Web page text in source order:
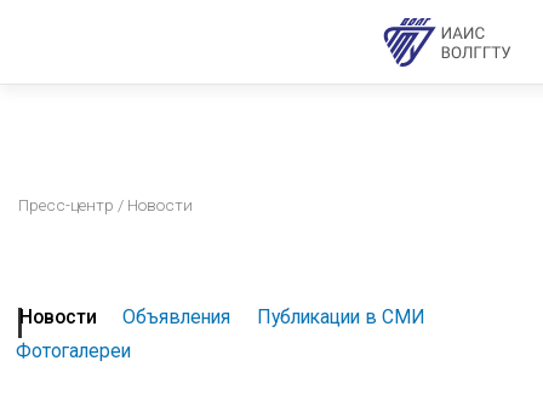
Пресс-центр / Новости
Новости Объявления
Публикации в СМИ
Фотогалереи